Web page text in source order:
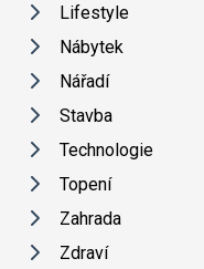
Lifestyle
Nábytek
Nářadí
Stavba
Technologie
Topení
Zahrada
Zdraví